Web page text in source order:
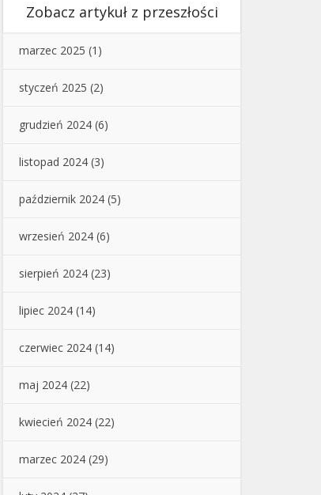
Zobacz artykuł z przeszłości
marzec 2025 (1)
styczeń 2025 (2)
grudzień 2024 (6)
listopad 2024 (3)
październik 2024 (5)
wrzesień 2024 (6)
sierpień 2024 (23)
lipiec 2024 (14)
czerwiec 2024 (14)
maj 2024 (22)
kwiecień 2024 (22)
marzec 2024 (29)